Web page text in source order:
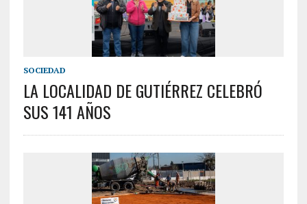
SOCIEDAD
LA LOCALIDAD DE GUTIÉRREZ CELEBRÓ
SUS 141 AÑOS